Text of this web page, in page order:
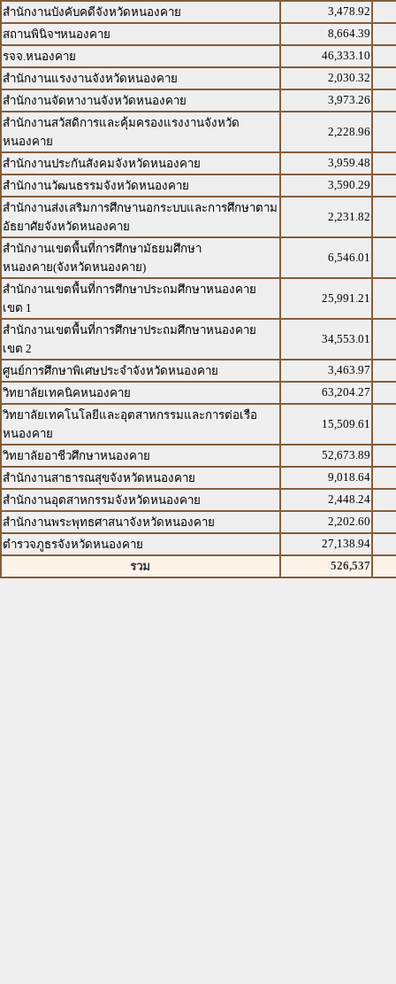
สำนักงานบังคับคดีจังหวัดหนองคาย
3,478.92
สถานพินิจฯหนองคาย
8,664.39
รจจ.หนองคาย
46,333.10
สำนักงานแรงงานจังหวัดหนองคาย
2,030.32
สำนักงานจัดหางานจังหวัดหนองคาย
3,973.26
สำนักงานสวัสดิการและคุ้มครองแรงงานจังหวัด
หนองคาย
2,228.96
สำนักงานประกันสังคมจังหวัดหนองคาย
3,959.48
สำนักงานวัฒนธรรมจังหวัดหนองคาย
3,590.29
สำนักงานส่งเสริมการศึกษานอกระบบและการศึกษาตาม
อัธยาศัยจังหวัดหนองคาย
2,231.82
สำนักงานเขตพื้นที่การศึกษามัธยมศึกษา
หนองคาย(จังหวัดหนองคาย)
6,546.01
สำนักงานเขตพื้นที่การศึกษาประถมศึกษาหนองคาย
เขต 1
25,991.21
สำนักงานเขตพื้นที่การศึกษาประถมศึกษาหนองคาย
เขต 2
34,553.01
ศูนย์การศึกษาพิเศษประจำจังหวัดหนองคาย
3,463.97
วิทยาลัยเทคนิคหนองคาย
63,204.27
วิทยาลัยเทคโนโลยีและอุตสาหกรรมและการต่อเรือ
หนองคาย
15,509.61
วิทยาลัยอาชีวศึกษาหนองคาย
52,673.89
สำนักงานสาธารณสุขจังหวัดหนองคาย
9,018.64
สำนักงานอุตสาหกรรมจังหวัดหนองคาย
2,448.24
สำนักงานพระพุทธศาสนาจังหวัดหนองคาย
2,202.60
ตำรวจภูธรจังหวัดหนองคาย
27,138.94
รวม
526,537